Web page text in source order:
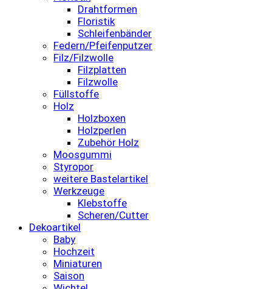
Drahtformen
Floristik
Schleifenbänder
Federn/Pfeifenputzer
Filz/Filzwolle
Filzplatten
Filzwolle
Füllstoffe
Holz
Holzboxen
Holzperlen
Zubehör Holz
Moosgummi
Styropor
weitere Bastelartikel
Werkzeuge
Klebstoffe
Scheren/Cutter
Dekoartikel
Baby
Hochzeit
Miniaturen
Saison